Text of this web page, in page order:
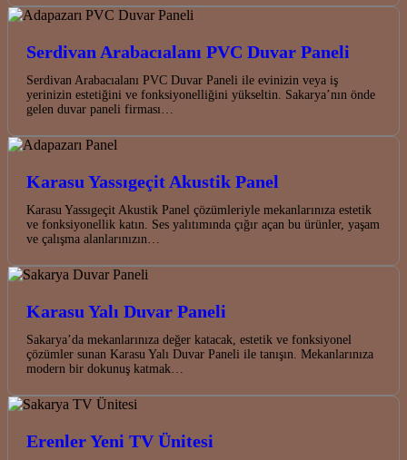
Serdivan Arabacıalanı PVC Duvar Paneli
Serdivan Arabacıalanı PVC Duvar Paneli ile evinizin veya iş
yerinizin estetiğini ve fonksiyonelliğini yükseltin. Sakarya’nın önde
gelen duvar paneli firması…
Karasu Yassıgeçit Akustik Panel
Karasu Yassıgeçit Akustik Panel çözümleriyle mekanlarınıza estetik
ve fonksiyonellik katın. Ses yalıtımında çığır açan bu ürünler, yaşam
ve çalışma alanlarınızın…
Karasu Yalı Duvar Paneli
Sakarya’da mekanlarınıza değer katacak, estetik ve fonksiyonel
çözümler sunan Karasu Yalı Duvar Paneli ile tanışın. Mekanlarınıza
modern bir dokunuş katmak…
Erenler Yeni TV Ünitesi